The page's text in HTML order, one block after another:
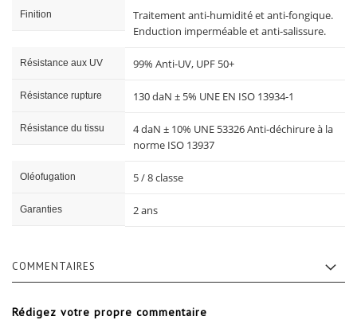
Finition
Traitement anti-humidité et anti-fongique.
Enduction imperméable et anti-salissure.
Résistance aux UV 99% Anti-UV, UPF 50+
Résistance rupture 130 daN ± 5% UNE EN ISO 13934-1
Résistance du tissu
4 daN ± 10% UNE 53326 Anti-déchirure à la
norme ISO 13937
Oléofugation 5 / 8 classe
Garanties 2 ans
COMMENTAIRES
Rédigez votre propre commentaire